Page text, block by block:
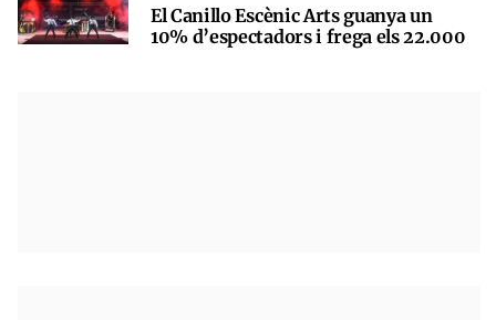
El Canillo Escènic Arts guanya un
10% d’espectadors i frega els 22.000